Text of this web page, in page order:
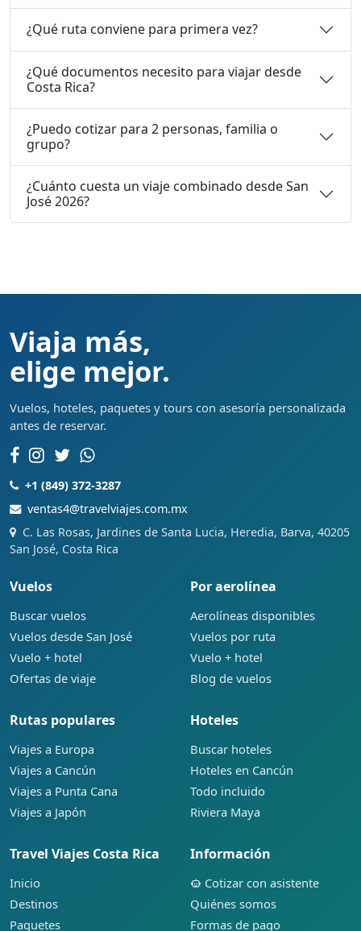
¿Qué ruta conviene para primera vez?
¿Qué documentos necesito para viajar desde
Costa Rica?
¿Puedo cotizar para 2 personas, familia o
grupo?
¿Cuánto cuesta un viaje combinado desde San
José 2026?
Viaja más,
elige mejor.
Vuelos, hoteles, paquetes y tours con asesoría personalizada
antes de reservar.
+1 (849) 372-3287
ventas4@travelviajes.com.mx
C. Las Rosas, Jardines de Santa Lucia, Heredia, Barva, 40205
San José, Costa Rica
Vuelos
Buscar vuelos
Vuelos desde San José
Vuelo + hotel
Ofertas de viaje
Por aerolínea
Aerolíneas disponibles
Vuelos por ruta
Vuelo + hotel
Blog de vuelos
Rutas populares
Viajes a Europa
Viajes a Cancún
Viajes a Punta Cana
Viajes a Japón
Hoteles
Buscar hoteles
Hoteles en Cancún
Todo incluido
Riviera Maya
Travel Viajes Costa Rica
Inicio
Destinos
Paquetes
Información
Cotizar con asistente
Quiénes somos
Formas de pago